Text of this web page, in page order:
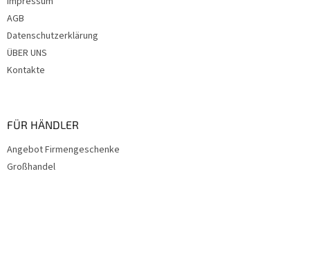
AGB
Datenschutzerklärung
ÜBER UNS
Kontakte
FÜR HÄNDLER
Angebot Firmengeschenke
Großhandel